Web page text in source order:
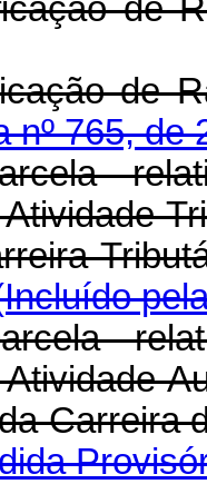
de
nº 765, de
da